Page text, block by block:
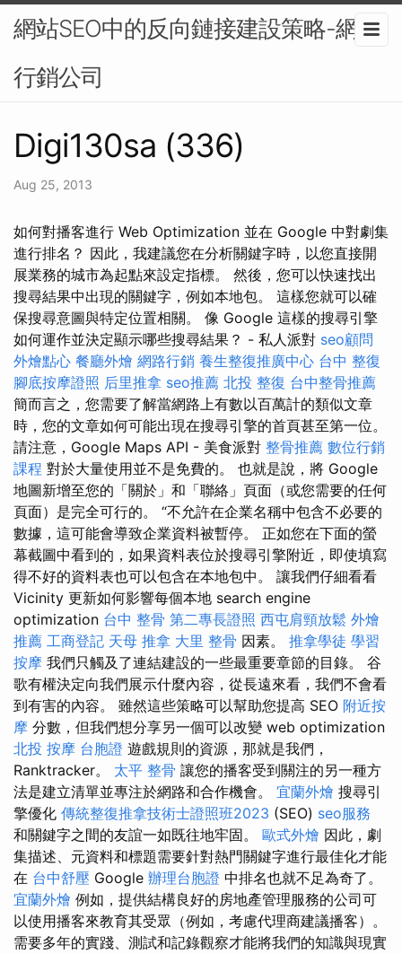
網站SEO中的反向鏈接建設策略-網路
行銷公司
Digi130sa (336)
Aug 25, 2013
如何對播客進行 Web Optimization 並在 Google 中對劇集
進行排名？ 因此，我建議您在分析關鍵字時，以您直接開
展業務的城市為起點來設定指標。 然後，您可以快速找出
搜尋結果中出現的關鍵字，例如本地包。 這樣您就可以確
保搜尋意圖與特定位置相關。 像 Google 這樣的搜尋引擎
如何運作並決定顯示哪些搜尋結果？ - 私人派對 seo顧問
外燴點心 餐廳外燴 網路行銷 養生整復推廣中心 台中 整復
腳底按摩證照 后里推拿 seo推薦 北投 整復 台中整骨推薦
簡而言之，您需要了解當網路上有數以百萬計的類似文章
時，您的文章如何可能出現在搜尋引擎的首頁甚至第一位。
請注意，Google Maps API - 美食派對 整骨推薦 數位行銷
課程 對於大量使用並不是免費的。 也就是說，將 Google
地圖新增至您的「關於」和「聯絡」頁面（或您需要的任何
頁面）是完全可行的。 “不允許在企業名稱中包含不必要的
數據，這可能會導致企業資料被暫停。 正如您在下面的螢
幕截圖中看到的，如果資料表位於搜尋引擎附近，即使填寫
得不好的資料表也可以包含在本地包中。 讓我們仔細看看
Vicinity 更新如何影響每個本地 search engine
optimization 台中 整骨 第二專長證照 西屯肩頸放鬆 外燴
推薦 工商登記 天母 推拿 大里 整骨 因素。 推拿學徒 學習
按摩 我們只觸及了連結建設的一些最重要章節的目錄。 谷
歌有權決定向我們展示什麼內容，從長遠來看，我們不會看
到有害的內容。 雖然這些策略可以幫助您提高 SEO 附近按
摩 分數，但我們想分享另一個可以改變 web optimization
北投 按摩 台胞證 遊戲規則的資源，那就是我們，
Ranktracker。 太平 整骨 讓您的播客受到關注的另一種方
法是建立清單並專注於網路和合作機會。 宜蘭外燴 搜尋引
擎優化 傳統整復推拿技術士證照班2023 (SEO) seo服務
和關鍵字之間的友誼一如既往地牢固。 歐式外燴 因此，劇
集描述、元資料和標題需要針對熱門關鍵字進行最佳化才能
在 台中舒壓 Google 辦理台胞證 中排名也就不足為奇了。
宜蘭外燴 例如，提供結構良好的房地產管理服務的公司可
以使用播客來教育其受眾（例如，考慮代理商建議播客）。
需要多年的實踐、測試和記錄觀察才能將我們的知識與現實